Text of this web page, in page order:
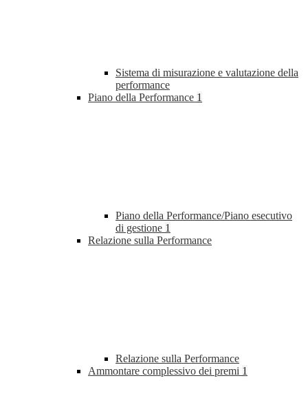
Sistema di misurazione e valutazione della
performance
Piano della Performance 1
Piano della Performance/Piano esecutivo
di gestione 1
Relazione sulla Performance
Relazione sulla Performance
Ammontare complessivo dei premi 1